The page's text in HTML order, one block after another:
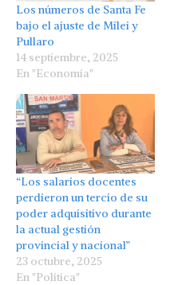
Los números de Santa Fe
bajo el ajuste de Milei y
Pullaro
14 septiembre, 2025
En "Economía"
“Los salarios docentes
perdieron un tercio de su
poder adquisitivo durante
la actual gestión
provincial y nacional”
23 octubre, 2025
En "Política"